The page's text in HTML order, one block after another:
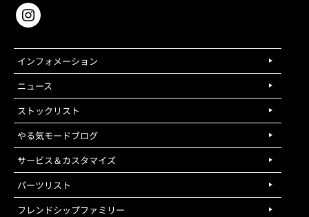
インフォメーション
ニュース
ストックリスト
やる気モードブログ
サービス＆カスタマイズ
パーツリスト
フレンドシップファミリー